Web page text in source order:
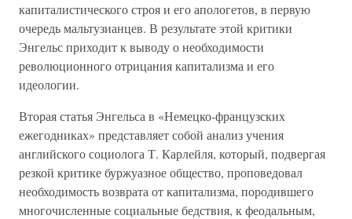
капиталистического строя и его апологетов, в первую
очередь мальтузианцев. В результате этой критики
Энгельс приходит к выводу о необходимости
революционного отрицания капитализма и его
идеологии.
Вторая статья Энгельса в «Немецко-французских
ежегодниках» представляет собой анализ учения
английского социолога Т. Карлейля, который, подвергая
резкой критике буржуазное общество, проповедовал
необходимость возврата от капитализма, породившего
многочисленные социальные бедствия, к феодальным,